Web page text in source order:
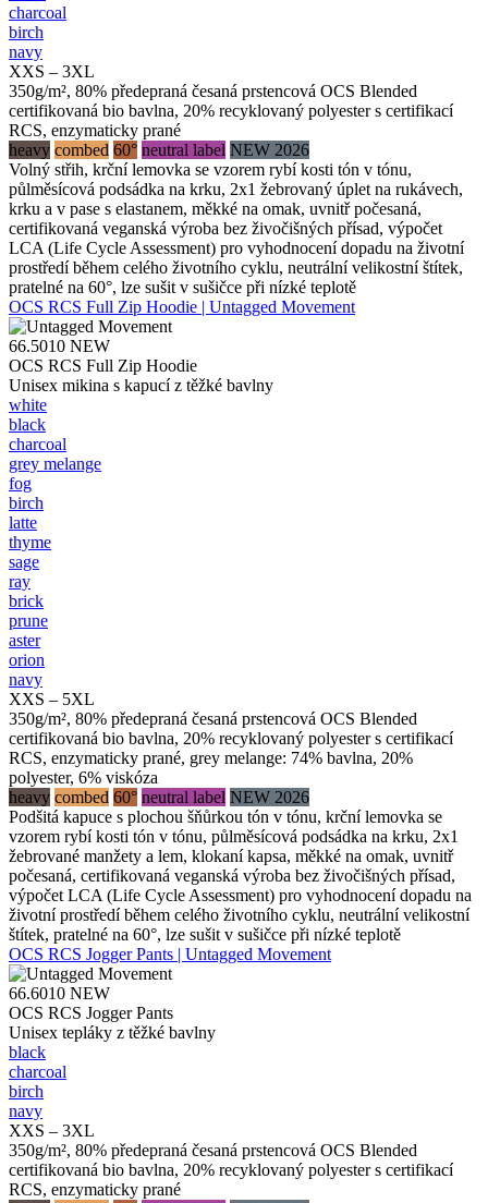
charcoal
birch
navy
XXS – 3XL
350g/m², 80% předepraná česaná prstencová OCS Blended
certifikovaná bio bavlna, 20% recyklovaný polyester s certifikací
RCS, enzymaticky prané
heavy combed 60° neutral label NEW 2026
Volný střih, krční lemovka se vzorem rybí kosti tón v tónu,
půlměsícová podsádka na krku, 2x1 žebrovaný úplet na rukávech,
krku a v pase s elastanem, měkké na omak, uvnitř počesaná,
certifikovaná veganská výroba bez živočišných přísad, výpočet
LCA (Life Cycle Assessment) pro vyhodnocení dopadu na životní
prostředí během celého životního cyklu, neutrální velikostní štítek,
pratelné na 60°, lze sušit v sušičce při nízké teplotě
OCS RCS Full Zip Hoodie | Untagged Movement
66.5010 NEW
OCS RCS Full Zip Hoodie
Unisex mikina s kapucí z těžké bavlny
white
black
charcoal
grey melange
fog
birch
latte
thyme
sage
ray
brick
prune
aster
orion
navy
XXS – 5XL
350g/m², 80% předepraná česaná prstencová OCS Blended
certifikovaná bio bavlna, 20% recyklovaný polyester s certifikací
RCS, enzymaticky prané, grey melange: 74% bavlna, 20%
polyester, 6% viskóza
heavy combed 60° neutral label NEW 2026
Podšitá kapuce s plochou šňůrkou tón v tónu, krční lemovka se
vzorem rybí kosti tón v tónu, půlměsícová podsádka na krku, 2x1
žebrované manžety a lem, klokaní kapsa, měkké na omak, uvnitř
počesaná, certifikovaná veganská výroba bez živočišných přísad,
výpočet LCA (Life Cycle Assessment) pro vyhodnocení dopadu na
životní prostředí během celého životního cyklu, neutrální velikostní
štítek, pratelné na 60°, lze sušit v sušičce při nízké teplotě
OCS RCS Jogger Pants | Untagged Movement
66.6010 NEW
OCS RCS Jogger Pants
Unisex tepláky z těžké bavlny
black
charcoal
birch
navy
XXS – 3XL
350g/m², 80% předepraná česaná prstencová OCS Blended
certifikovaná bio bavlna, 20% recyklovaný polyester s certifikací
RCS, enzymaticky prané